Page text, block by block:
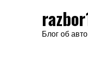
содержимомуБлог об